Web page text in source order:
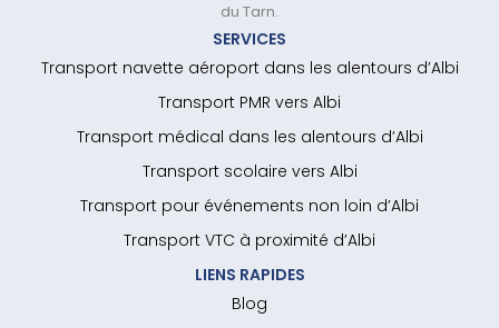
du Tarn.
SERVICES
Transport navette aéroport dans les alentours d’Albi
Transport PMR vers Albi
Transport médical dans les alentours d’Albi
Transport scolaire vers Albi
Transport pour événements non loin d’Albi
Transport VTC à proximité d’Albi
LIENS RAPIDES
Blog